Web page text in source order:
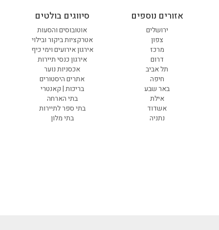
סיווגים בולטים
אוטובוסים והסעות
אטרקציות ביקור ובילוי
אירגון אירועים וימי כיף
אירגון כנסי תיירות
אכסניות נוער
אתרים היסטורים
בריכות | קאנטרי
בתי הארחה
בתי ספר לתיירות
בתי מלון
אזורים נוספים
ירושלים
צפון
מרכז
דרום
תל אביב
חיפה
באר שבע
אילת
אשדוד
נתניה